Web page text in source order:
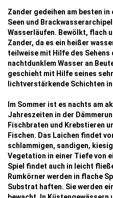
Zander gedeihen am besten
Seen und
Wasserläufen. Bewölkt, flach
Zander, da es ein heißer
teilweise mit Hilfe des Sehens
nachtdunklem Wasser an
geschieht mit Hilfe seines
lichtverstärkende Schichten
Im Sommer ist es nachts am
Jahreszeiten in der
Fischbraten und Krebstieren
Fischen. Das Laichen findet
schlammigen, sandigen,
Vegetation in einer Tiefe von
Spiel findet auch in leicht
Rumkörner werden in flache
Substrat haften. Sie werden